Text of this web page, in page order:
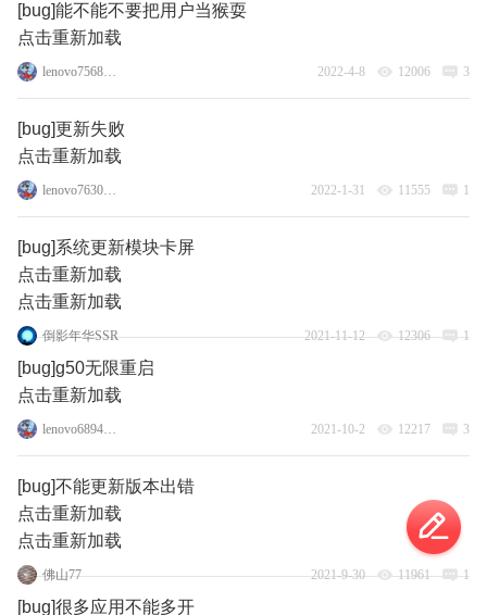
[bug]能不能不要把用户当猴耍
点击重新加载
lenovo75688506 2022-4-8 12006 3
[bug]更新失败
点击重新加载
lenovo76305432 2022-1-31 11555 1
[bug]系统更新模块卡屏
点击重新加载
点击重新加载
倒影年华SSR 2021-11-12 12306 1
[bug]g50无限重启
点击重新加载
lenovo68945925 2021-10-2 12217 3
[bug]不能更新版本出错
点击重新加载
点击重新加载
佛山77 2021-9-30 11961 1
[bug]很多应用不能多开